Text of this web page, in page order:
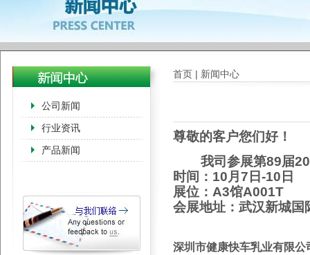
公司新闻
行业资讯
产品新闻
首页 | 新闻中心
尊敬的客户您们好！
我司参展第89届20
时间：10月7日-10日
展位：A3馆A001T
会展地址：武汉新城
深圳市健康快车乳业有限公